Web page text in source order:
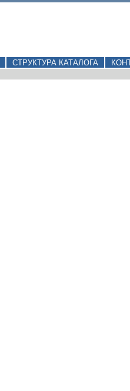
СТРУКТУРА КАТАЛОГА